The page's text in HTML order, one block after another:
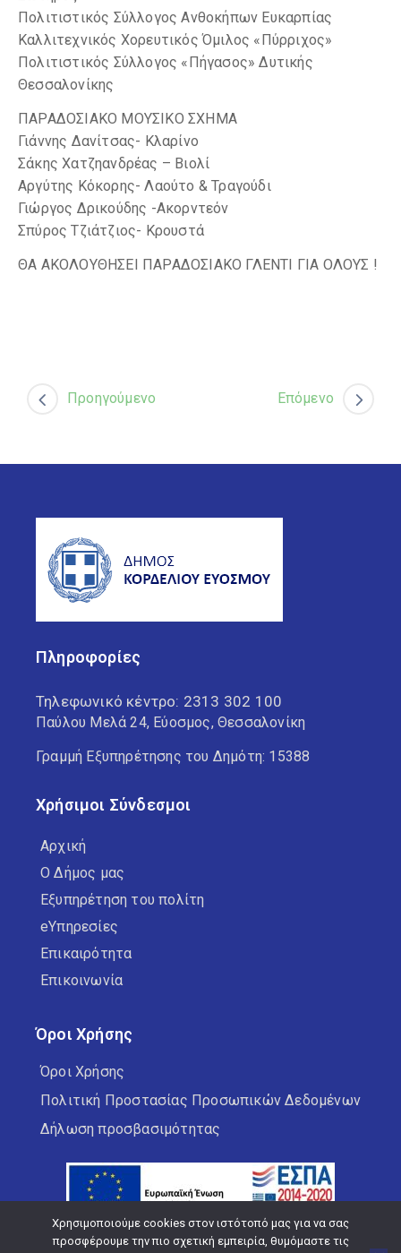
Πολιτιστικός Σύλλογος Ανθοκήπων Ευκαρπίας
Καλλιτεχνικός Χορευτικός Όμιλος «Πύρριχος»
Πολιτιστικός Σύλλογος «Πήγασος» Δυτικής
Θεσσαλονίκης
ΠΑΡΑΔΟΣΙΑΚΟ ΜΟΥΣΙΚΟ ΣΧΗΜΑ
Γιάννης Δανίτσας- Κλαρίνο
Σάκης Χατζηανδρέας – Βιολί
Αργύτης Κόκορης- Λαούτο & Τραγούδι
Γιώργος Δρικούδης -Ακορντεόν
Σπύρος Τζιάτζιος- Κρουστά
ΘΑ ΑΚΟΛΟΥΘΗΣΕΙ ΠΑΡΑΔΟΣΙΑΚΟ ΓΛΕΝΤΙ ΓΙΑ ΟΛΟΥΣ !
Προηγούμενο Επόμενο
Πληροφορίες
Τηλεφωνικό κέντρο: 2313 302 100
Παύλου Μελά 24, Εύοσμος, Θεσσαλονίκη
Γραμμή Εξυπηρέτησης του Δημότη: 15388
Χρήσιμοι Σύνδεσμοι
Αρχική
Ο Δήμος μας
Εξυπηρέτηση του πολίτη
eΥπηρεσίες
Επικαιρότητα
Επικοινωνία
Όροι Χρήσης
Όροι Χρήσης
Πολιτική Προστασίας Προσωπικών Δεδομένων
Δήλωση προσβασιμότητας
Χρησιμοποιούμε cookies στον ιστότοπό μας για να σας
προσφέρουμε την πιο σχετική εμπειρία, θυμόμαστε τις